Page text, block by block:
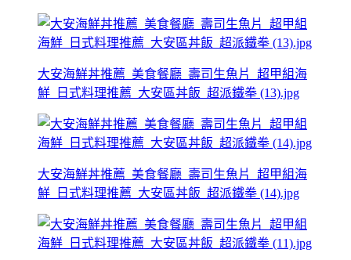
大安海鮮丼推薦_美食餐廳_壽司生魚片_超甲組海
鮮_日式料理推薦_大安區丼飯_超派鐵拳 (13).jpg
大安海鮮丼推薦_美食餐廳_壽司生魚片_超甲組海
鮮_日式料理推薦_大安區丼飯_超派鐵拳 (14).jpg